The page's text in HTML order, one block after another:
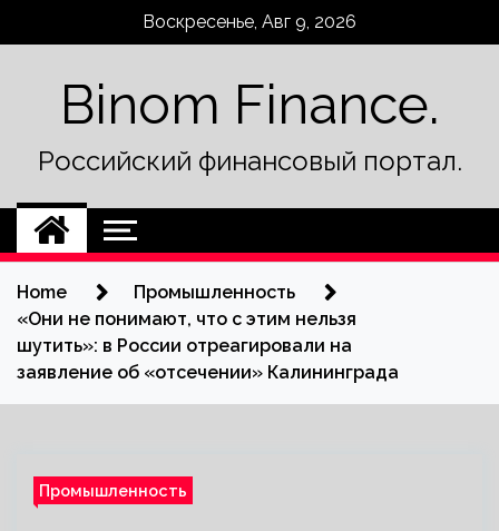
Воскресенье, Авг 9, 2026
Binom Finance.
Российский финансовый портал.
Home
Промышленность
«Они не понимают, что с этим нельзя
шутить»: в России отреагировали на
заявление об «отсечении» Калининграда
Промышленность